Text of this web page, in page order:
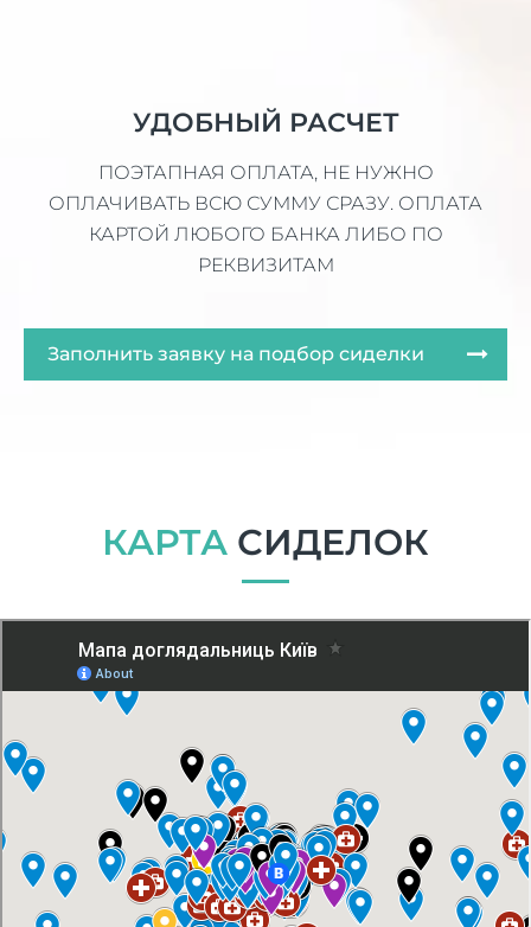
УДОБНЫЙ РАСЧЕТ
ПОЭТАПНАЯ ОПЛАТА, НЕ НУЖНО
ОПЛАЧИВАТЬ ВСЮ СУММУ СРАЗУ. ОПЛАТА
КАРТОЙ ЛЮБОГО БАНКА ЛИБО ПО
РЕКВИЗИТАМ
Заполнить заявку на подбор сиделки
КАРТА СИДЕЛОК